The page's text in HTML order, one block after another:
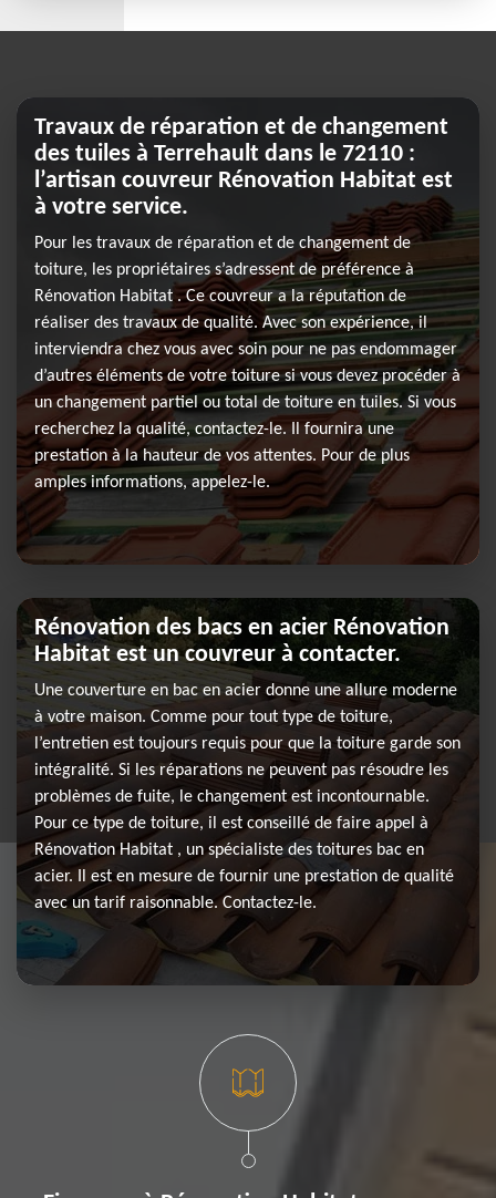
Travaux de réparation et de changement
des tuiles à Terrehault dans le 72110 :
l’artisan couvreur Rénovation Habitat est
à votre service.
Pour les travaux de réparation et de changement de
toiture, les propriétaires s’adressent de préférence à
Rénovation Habitat . Ce couvreur a la réputation de
réaliser des travaux de qualité. Avec son expérience, il
interviendra chez vous avec soin pour ne pas endommager
d’autres éléments de votre toiture si vous devez procéder à
un changement partiel ou total de toiture en tuiles. Si vous
recherchez la qualité, contactez-le. Il fournira une
prestation à la hauteur de vos attentes. Pour de plus
amples informations, appelez-le.
Rénovation des bacs en acier Rénovation
Habitat est un couvreur à contacter.
Une couverture en bac en acier donne une allure moderne
à votre maison. Comme pour tout type de toiture,
l’entretien est toujours requis pour que la toiture garde son
intégralité. Si les réparations ne peuvent pas résoudre les
problèmes de fuite, le changement est incontournable.
Pour ce type de toiture, il est conseillé de faire appel à
Rénovation Habitat , un spécialiste des toitures bac en
acier. Il est en mesure de fournir une prestation de qualité
avec un tarif raisonnable. Contactez-le.